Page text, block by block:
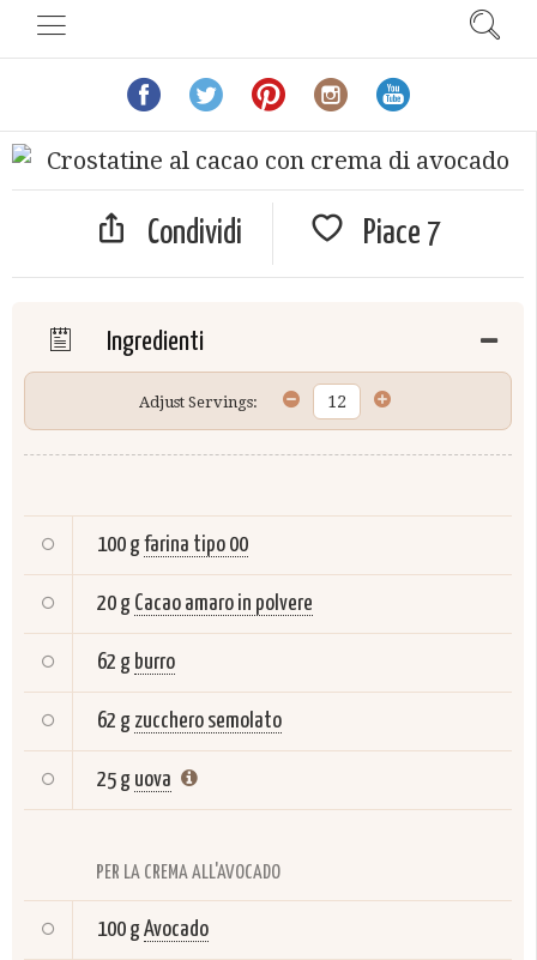
Condividi Piace 7
Ingredienti
Adjust Servings:
100 gfarina tipo 00
20 g Cacao amaro in polvere
62 g burro
62 g zucchero semolato
25 g uova
PER LA CREMA ALL'AVOCADO
100 gAvocado